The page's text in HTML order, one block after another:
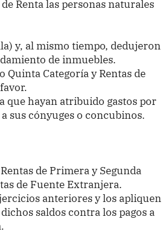
Renta las personas naturales
y, al mismo tiempo, dedujeron
de inmuebles.
Quinta Categoría y Rentas de
que hayan atribuido gastos por
sus cónyuges o concubinos.
de Primera y Segunda
de Fuente Extranjera.
anteriores y los apliquen
saldos contra los pagos a